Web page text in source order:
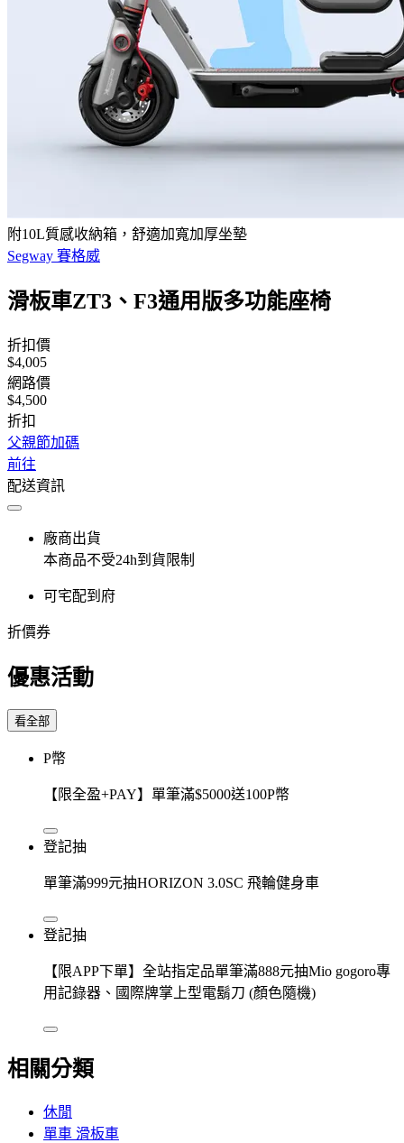
附10L質感收納箱，舒適加寬加厚坐墊
Segway 賽格威
滑板車ZT3、F3通用版多功能座椅
折扣價
$4,005
網路價
$4,500
折扣
父親節加碼
前往
配送資訊
廠商出貨
本商品不受24h到貨限制
可宅配到府
折價券
優惠活動
看全部
P幣
【限全盈+PAY】單筆滿$5000送100P幣
登記抽
單筆滿999元抽HORIZON 3.0SC 飛輪健身車
登記抽
【限APP下單】全站指定品單筆滿888元抽Mio gogoro專
用記錄器、國際牌掌上型電鬍刀 (顏色隨機)
相關分類
休閒
單車 滑板車